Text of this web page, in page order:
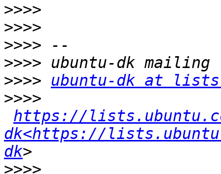
>>>>
>>>>
>>>>
>>>>
>>>>
ubuntu-dk at
>>>>
https://
dk<https://
dk
>>>>